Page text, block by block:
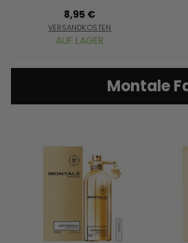
8,95 €
VERSANDKOSTEN
AUF LAGER
Montale